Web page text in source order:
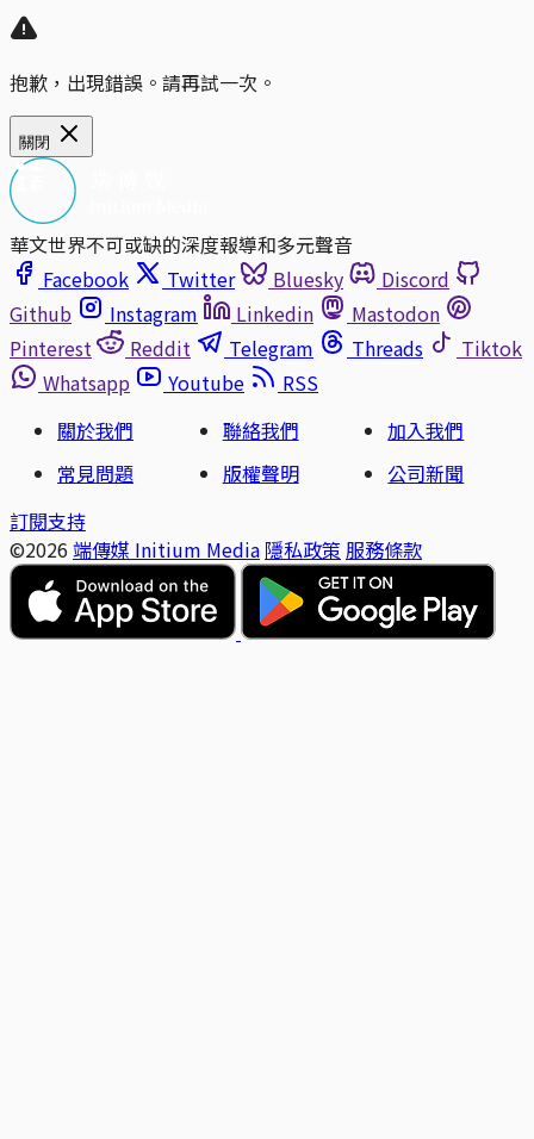
抱歉，出現錯誤。請再試一次。
關閉
華文世界不可或缺的深度報導和多元聲音
Facebook
Twitter Bluesky
Discord
Github
Instagram Linkedin
Mastodon
Pinterest
Reddit Telegram Threads
Tiktok
Whatsapp
Youtube
RSS
關於我們
聯絡我們
加入我們
常見問題
版權聲明
公司新聞
訂閱支持
©2026 端傳媒 Initium Media 隱私政策 服務條款